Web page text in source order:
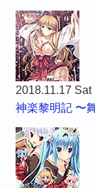
2018.11.17 Sat
神楽黎明記 〜